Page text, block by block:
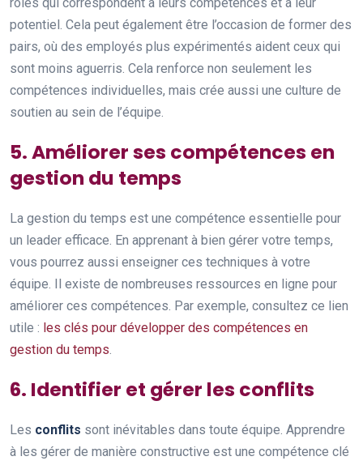
rôles qui correspondent à leurs compétences et à leur
potentiel. Cela peut également être l’occasion de former des
pairs, où des employés plus expérimentés aident ceux qui
sont moins aguerris. Cela renforce non seulement les
compétences individuelles, mais crée aussi une culture de
soutien au sein de l’équipe.
5. Améliorer ses compétences en
gestion du temps
La gestion du temps est une compétence essentielle pour
un leader efficace. En apprenant à bien gérer votre temps,
vous pourrez aussi enseigner ces techniques à votre
équipe. Il existe de nombreuses ressources en ligne pour
améliorer ces compétences. Par exemple, consultez ce lien
utile : les clés pour développer des compétences en
gestion du temps.
6. Identifier et gérer les conflits
Les conflits sont inévitables dans toute équipe. Apprendre
à les gérer de manière constructive est une compétence clé